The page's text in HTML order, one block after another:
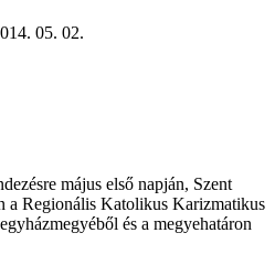
05. 02.
május első napján, Szent
a Regionális Katolikus Karizmatikus
és a megyehatáron